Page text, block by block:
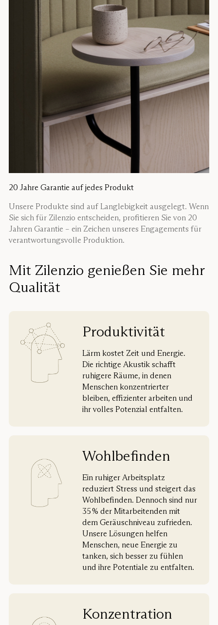
20 Jahre Garantie auf jedes Produkt
Unsere Produkte sind auf Langlebigkeit ausgelegt. Wenn
Sie sich für Zilenzio entscheiden, profitieren Sie von 20
Jahren Garantie – ein Zeichen unseres Engagements für
verantwortungsvolle Produktion.
Mit Zilenzio genießen Sie mehr
Qualität
Produktivität
Lärm kostet Zeit und Energie.
Die richtige Akustik schafft
ruhigere Räume, in denen
Menschen konzentrierter
bleiben, effizienter arbeiten und
ihr volles Potenzial entfalten.
Wohlbefinden
Ein ruhiger Arbeitsplatz
reduziert Stress und steigert das
Wohlbefinden. Dennoch sind nur
35 % der Mitarbeitenden mit
dem Geräuschniveau zufrieden.
Unsere Lösungen helfen
Menschen, neue Energie zu
tanken, sich besser zu fühlen
und ihre Potentiale zu entfalten.
Konzentration